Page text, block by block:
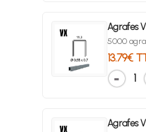
Agrafes
5000
13.79€
1
Agrafes